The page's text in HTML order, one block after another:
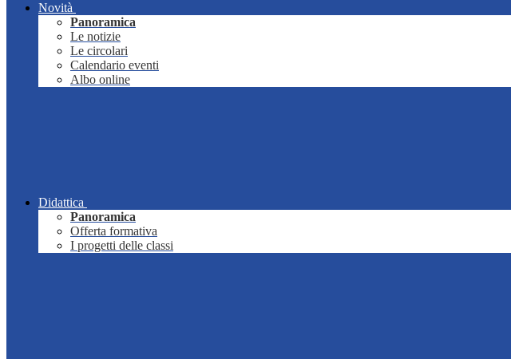
Novità
Panoramica
Le notizie
Le circolari
Calendario eventi
Albo online
Didattica
Panoramica
Offerta formativa
I progetti delle classi